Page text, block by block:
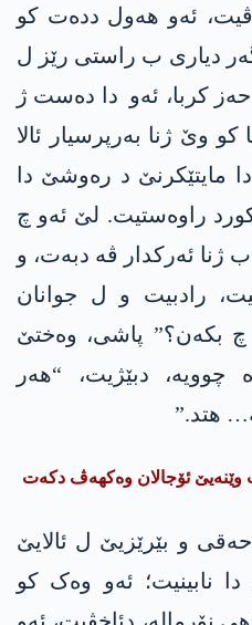
ئەو ھەول ددەت کو
دیاری ب راستی رێز ل
حەز كربا، ئه‌و دا ده‌ست ژ
وێ ژنا بەرپرسیار ئالا
مایتێكرنێ د ره‌وشێ دا
راوه‌ستیت. لێ ئەو چ
ژنا ئەرکدار ڤە دبه‌ت، و
رادبیت و ل جوانان
چ بکه‌ن؟” پاشی، وه‌ختێ
دبێژیت، “ھەر
هتد.”
وێنه‌یێ ئۆجالان وه‌كهه‌ڤ دكه‌ت
و بێرێزیێ ل ئالایێ
نابینیت؛ ئەو وەک کو